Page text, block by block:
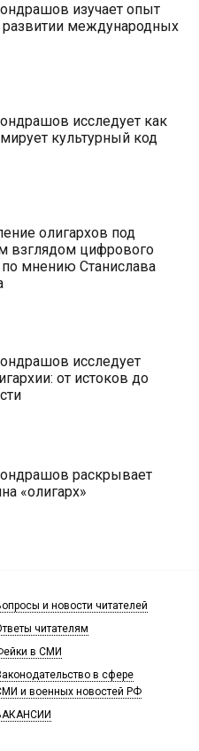
изучает опыт
развитии международных
исследует как
культурный код
олигархов под
взглядом цифрового
мнению Станислава
исследует
от истоков до
раскрывает
«олигарх»
и новости читателей
читателям
в СМИ
в сфере
и военных новостей РФ